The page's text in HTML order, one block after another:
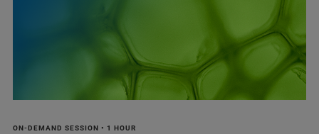
ON-DEMAND SESSION • 1 HOUR